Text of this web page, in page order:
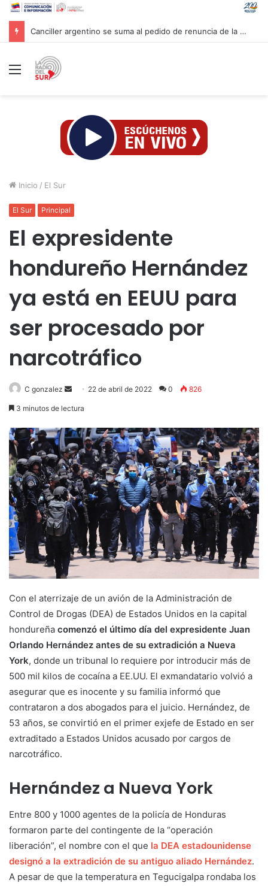
Canciller argentino se suma al pedido de renuncia de la vicepresidenta Villarruel
Menú
Inicio / El Sur
El Sur Principal
El expresidente
hondureño Hernández
ya está en EEUU para
ser procesado por
narcotráfico
C gonzalez
Send 22 de abril de 2022 0 826
3 minutos de lectura
Con el aterrizaje de un avión de la Administración de
Control de Drogas (DEA) de Estados Unidos en la capital
hondureña comenzó el último día del expresidente Juan
Orlando Hernández antes de su extradición a Nueva
York, donde un tribunal lo requiere por introducir más de
500 mil kilos de cocaína a EE.UU. El exmandatario volvió a
asegurar que es inocente y su familia informó que
contrataron a dos abogados para el juicio. Hernández, de
53 años, se convirtió en el primer exjefe de Estado en ser
extraditado a Estados Unidos acusado por cargos de
narcotráfico.
Hernández a Nueva York
Entre 800 y 1000 agentes de la policía de Honduras
formaron parte del contingente de la “operación
liberación”, el nombre con el que la DEA estadounidense
designó a la extradición de su antiguo aliado Hernández.
A pesar de que la temperatura en Tegucigalpa rondaba los